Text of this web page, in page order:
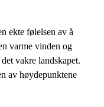
ekte følelsen av å
varme vinden og
vakre landskapet.
av høydepunktene